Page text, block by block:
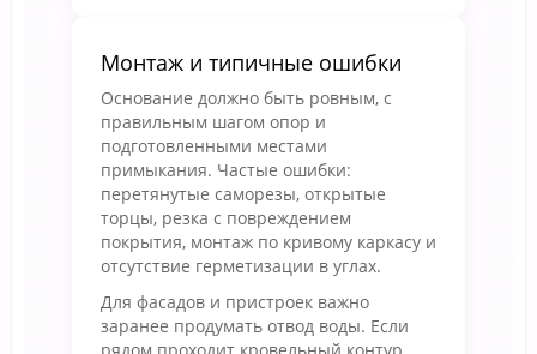
Монтаж и типичные ошибки
Основание должно быть ровным, с
правильным шагом опор и
подготовленными местами
примыкания. Частые ошибки:
перетянутые саморезы, открытые
торцы, резка с повреждением
покрытия, монтаж по кривому каркасу и
отсутствие герметизации в углах.
Для фасадов и пристроек важно
заранее продумать отвод воды. Если
рядом проходит кровельный контур,